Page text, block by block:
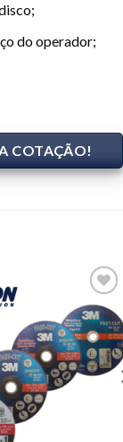
do operador;
COTAÇÃO!
Add to
wishlist